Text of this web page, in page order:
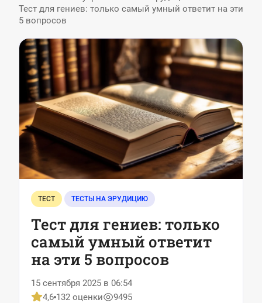
Тест для гениев: только самый умный ответит на эти
5 вопросов
ТЕСТ ТЕСТЫ НА ЭРУДИЦИЮ
Тест для гениев: только
самый умный ответит
на эти 5 вопросов
15 сентября 2025 в 06:54
4,6 132 оценки
9495